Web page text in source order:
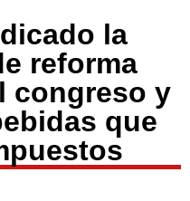
la
reforma
congreso y
que